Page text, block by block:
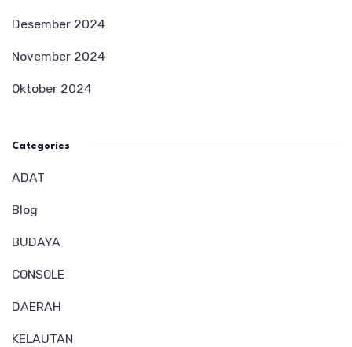
Desember 2024
November 2024
Oktober 2024
Categories
ADAT
Blog
BUDAYA
CONSOLE
DAERAH
KELAUTAN